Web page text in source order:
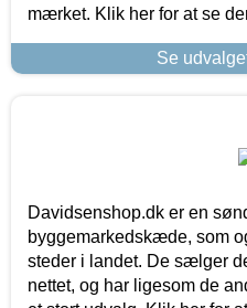
mærket. Klik her for at se
Se
Davidsenshop.dk er en
byggemarkedskæde, som
steder i landet. De sælger
nettet, og har ligesom de